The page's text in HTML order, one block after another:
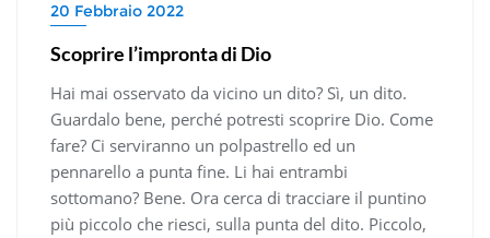
20 Febbraio 2022
Scoprire l’impronta di Dio
Hai mai osservato da vicino un dito? Sì, un dito.
Guardalo bene, perché potresti scoprire Dio. Come
fare? Ci serviranno un polpastrello ed un
pennarello a punta fine. Li hai entrambi
sottomano? Bene. Ora cerca di tracciare il puntino
più piccolo che riesci, sulla punta del dito. Piccolo,